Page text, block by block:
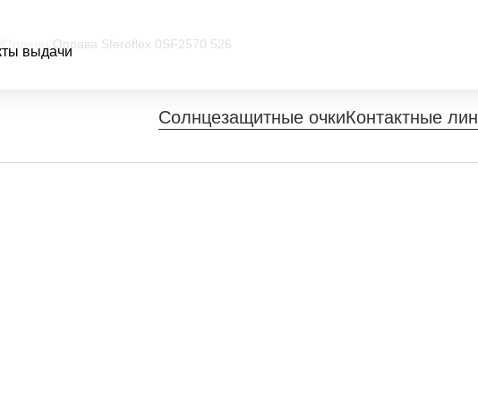
выдачиОправа Sferoflex 0SF2570 526
Солнцезащитные очкиКонтактные